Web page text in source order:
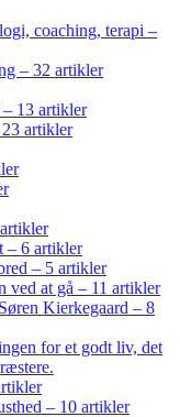
coaching, terapi –
– 32 artikler
13 artikler
artikler
– 6 artikler
– 5 artikler
ved at gå – 11 artikler
Kierkegaard – 8
for et godt liv, det
– 10 artikler